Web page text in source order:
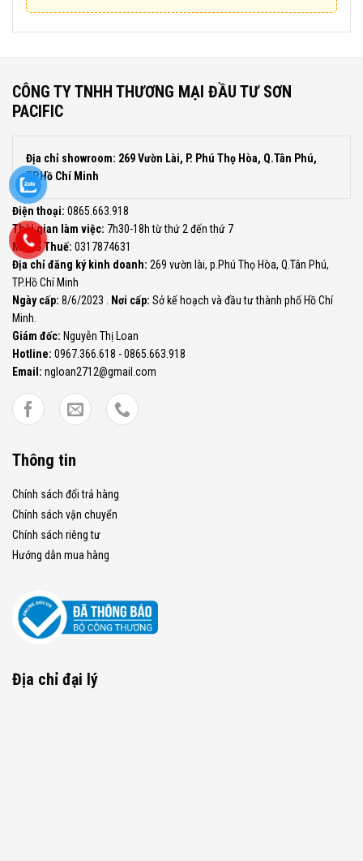
CÔNG TY TNHH THƯƠNG MẠI ĐẦU TƯ SƠN
PACIFIC
Địa chỉ showroom: 269 Vườn Lài, P. Phú Thọ Hòa, Q.Tân Phú,
TP.Hồ Chí Minh
Điện thoại: 0865.663.918
Thời gian làm việc: 7h30-18h từ thứ 2 đến thứ 7
Mã Số Thuế: 0317874631
Địa chỉ đăng ký kinh doanh: 269 vườn lài, p.Phú Thọ Hòa, Q.Tân Phú,
TP.Hồ Chí Minh
Ngày cấp: 8/6/2023 . Nơi cấp: Sở kế hoạch và đầu tư thành phố Hồ Chí
Minh.
Giám đốc: Nguyễn Thị Loan
Hotline: 0967.366.618 - 0865.663.918
Email: ngloan2712@gmail.com
Thông tin
Chính sách đổi trả hàng
Chính sách vận chuyển
Chính sách riêng tư
Hướng dẫn mua hàng
Địa chỉ đại lý